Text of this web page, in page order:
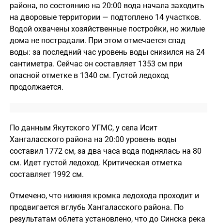
района, по состоянию на 20:00 вода начала заходить
на дворовые территории — подтоплено 14 участков.
Водой охвачены хозяйственные постройки, но жилые
дома не пострадали. При этом отмечается спад
воды: за последний час уровень воды снизился на 24
сантиметра. Сейчас он составляет 1353 см при
опасной отметке в 1340 см. Густой ледоход
продолжается.
По данным Якутского УГМС, у села Исит
Хангаласского района на 20:00 уровень воды
составил 1772 см, за два часа вода поднялась на 80
см. Идет густой ледоход. Критическая отметка
составляет 1992 см.
Отмечено, что нижняя кромка ледохода проходит и
продвигается вглубь Хангаласского района. По
результатам облета установлено, что до Синска река